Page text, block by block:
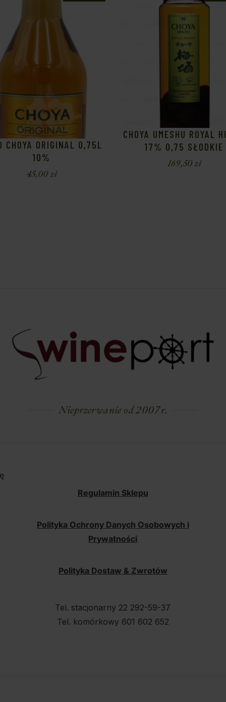
CHOYA ORIGINAL 0,75L
10%
45,00zł
CHOYA UMESHU ROYAL
17% 0,75 SŁODKIE
169,50zł
Nieprzerwanie od 2007 r.
Regulamin Sklepu
Polityka Ochrony Danych Osobowych i
Prywatności
Polityka Dostaw & Zwrotów
Tel. stacjonarny 22 292-59-37
Tel. komórkowy 601 602 652